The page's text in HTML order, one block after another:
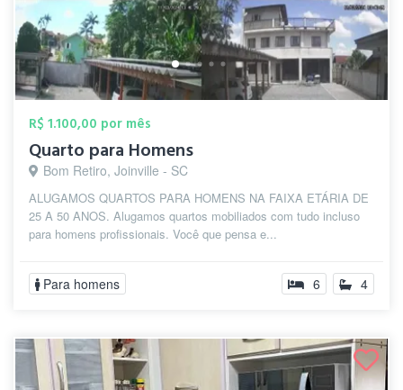
R$ 1.100,00 por mês
Quarto para Homens
Bom Retiro, Joinville - SC
ALUGAMOS QUARTOS PARA HOMENS NA FAIXA ETÁRIA DE
25 A 50 ANOS. Alugamos quartos mobiliados com tudo incluso
para homens profissionais. Você que pensa e...
Para homens 6 4